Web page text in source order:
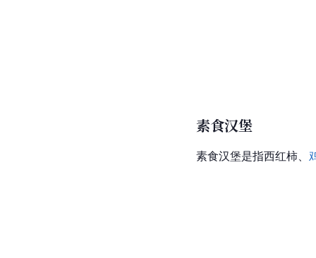
素食汉堡
素食汉堡是指西红柿、